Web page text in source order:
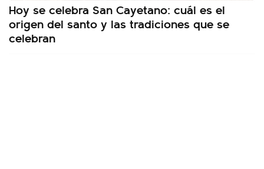
Hoy se celebra San Cayetano: cuál es el
origen del santo y las tradiciones que se
celebran